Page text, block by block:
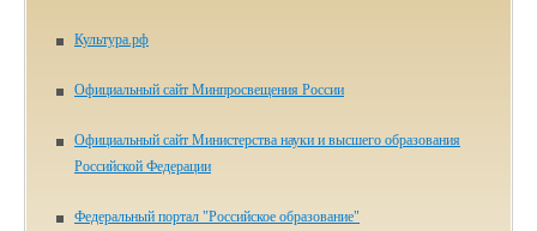
Культура.рф
Официальный сайт Минпросвещения России
Официальный сайт Министерства науки и высшего образования
Российской Федерации
Федеральный портал "Российское образование"